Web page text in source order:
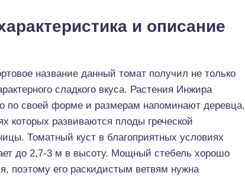
и описание
название данный томат получил не только
сладкого вкуса. Растения Инжира
по своей форме и размерам напоминают деревца,
которых развиваются плоды греческой
Томатный куст в благоприятных условиях
до 2,7-3 м в высоту. Мощный стебель хорошо
поэтому его раскидистым ветвям нужна